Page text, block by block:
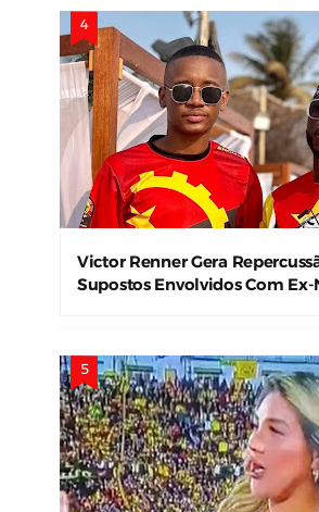
Victor Renner Gera
Supostos Envolvidos Com